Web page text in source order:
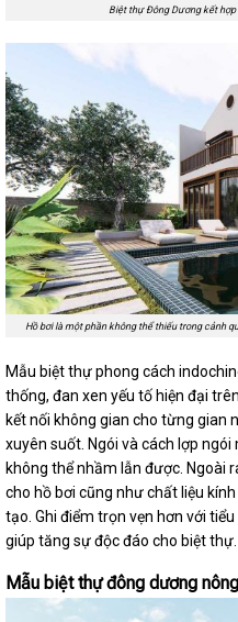
Biệt thự Đông Dương kết
Hồ bơi là một phần không thể thiếu trong cảnh
Mẫu biệt thự phong cách
thống, đan xen yếu tố hiện đại
kết nối không gian cho từng gian
xuyên suốt. Ngói và cách lợp
không thể nhầm lẫn được. Ngoài
cho hồ bơi cũng như chất liệu
tạo. Ghi điểm trọn vẹn hơn với
giúp tăng sự độc đáo cho biệt thự.
Mẫu biệt thự đông dương